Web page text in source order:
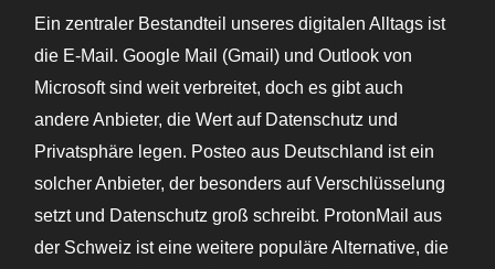
Ein zentraler Bestandteil unseres digitalen Alltags ist
die E-Mail. Google Mail (Gmail) und Outlook von
Microsoft sind weit verbreitet, doch es gibt auch
andere Anbieter, die Wert auf Datenschutz und
Privatsphäre legen. Posteo aus Deutschland ist ein
solcher Anbieter, der besonders auf Verschlüsselung
setzt und Datenschutz groß schreibt. ProtonMail aus
der Schweiz ist eine weitere populäre Alternative, die